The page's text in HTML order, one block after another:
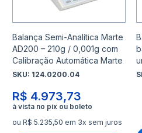
Balança Semi-Analítica Marte
AD200 – 210g / 0,001g com
Calibração Automática Marte
SKU: 124.0200.04
R$ 4.973,73
ou R$ 5.235,50 em 3x sem juros